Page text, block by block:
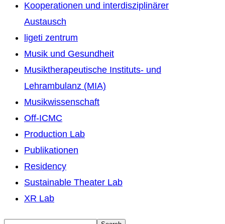
Kooperationen und interdisziplinärer
Austausch
ligeti zentrum
Musik und Gesundheit
Musiktherapeutische Instituts- und
Lehrambulanz (MIA)
Musikwissenschaft
Off-ICMC
Production Lab
Publikationen
Residency
Sustainable Theater Lab
XR Lab